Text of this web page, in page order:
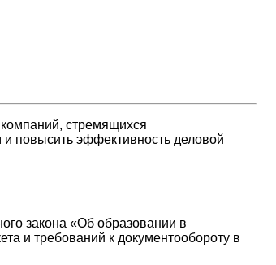
стремящихся
повысить эффективность деловой
закона «Об образовании в
и требований к документообороту в